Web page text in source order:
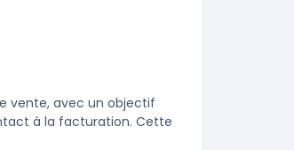
vente, avec un objectif
à la facturation. Cette